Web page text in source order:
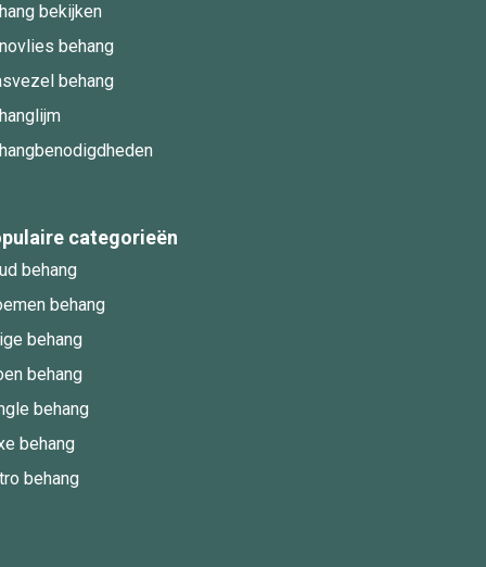
bekijken
behang
behang
categorieën
behang
behang
behang
behang
behang
behang
behang